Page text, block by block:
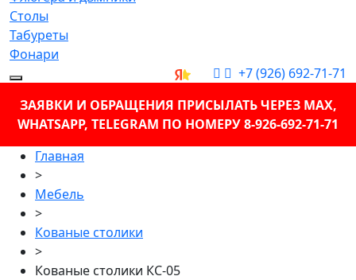
Столы
Табуреты
Фонари
+7 (926) 692-71-71
ЗАЯВКИ И ОБРАЩЕНИЯ ПРИСЫЛАТЬ ЧЕРЕЗ MAX,
WHATSAPP, TELEGRAM ПО НОМЕРУ 8-926-692-71-71
Главная
>
Мебель
>
Кованые столики
>
Кованые столики КС-05